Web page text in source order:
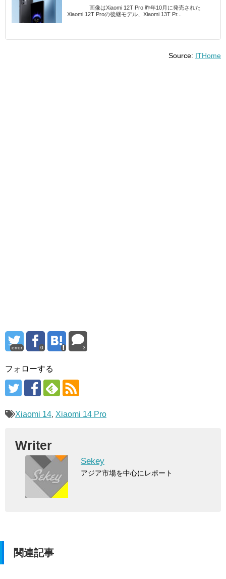
画像はXiaomi 12T Pro 昨年10月に発売された
Xiaomi 12T Proの後継モデル、Xiaomi 13T Pr...
Source: ITHome
error 0 3
フォローする
Xiaomi 14, Xiaomi 14 Pro
Writer
Sekey
アジア市場を中心にレポート
関連記事